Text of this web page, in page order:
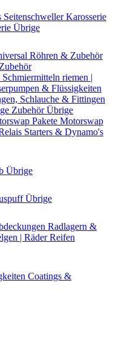
SeitenschwellerKarosserie
Übrige
Röhren & Zubehör
riemen |
& Flüssigkeiten
Schlauche & Fittingen
ZubehörÜbrige
Pakete Motorswap
Starters & Dynamo's
Übrige
Übrige
Radlagern &
| RäderReifen
Coatings &